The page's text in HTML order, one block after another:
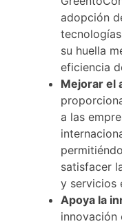
adopción
su huella
eficiencia
Mejorar el
a las
satisfacer
y servicios
Apoya la
innovación